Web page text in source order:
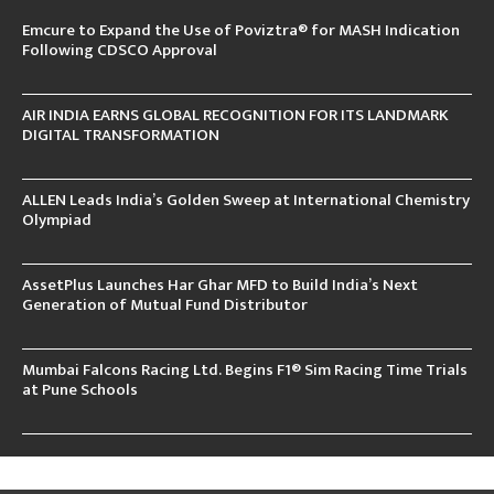
Emcure to Expand the Use of Poviztra® for MASH Indication
Following CDSCO Approval
AIR INDIA EARNS GLOBAL RECOGNITION FOR ITS LANDMARK
DIGITAL TRANSFORMATION
ALLEN Leads India’s Golden Sweep at International Chemistry
Olympiad
AssetPlus Launches Har Ghar MFD to Build India’s Next
Generation of Mutual Fund Distributor
Mumbai Falcons Racing Ltd. Begins F1® Sim Racing Time Trials
at Pune Schools